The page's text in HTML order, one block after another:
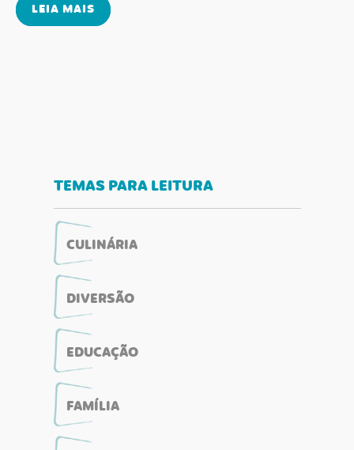
LEIA MAIS
TEMAS PARA LEITURA
CULINÁRIA
DIVERSÃO
EDUCAÇÃO
FAMÍLIA